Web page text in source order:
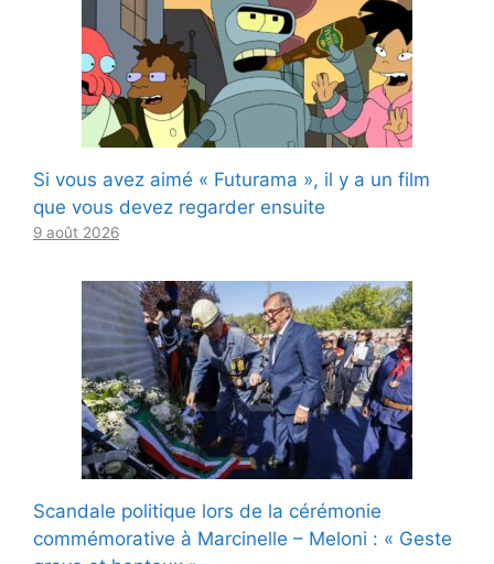
Si vous avez aimé « Futurama », il y a un film
que vous devez regarder ensuite
9 août 2026
Scandale politique lors de la cérémonie
commémorative à Marcinelle – Meloni : « Geste